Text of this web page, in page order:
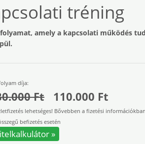
tréning
amely a kapcsolati működés
díja:
Ft 110.000 Ft
lehetséges! Bővebben a fizetési
befizetés esetén
»